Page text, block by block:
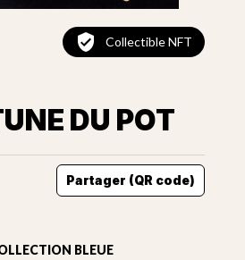
Collectible NFT
DU POT
Partager (QR code)
BLEUE